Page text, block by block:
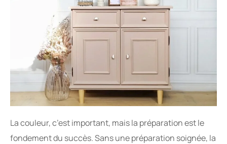
La couleur, c’est important, mais la préparation est le
fondement du succès. Sans une préparation soignée, la